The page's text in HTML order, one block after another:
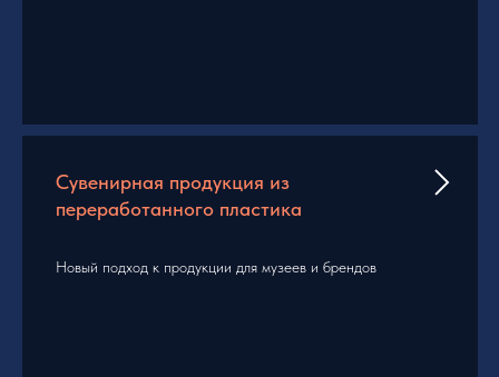
Сувенирная продукция из
переработанного пластика
Новый подход к продукции для музеев и брендов